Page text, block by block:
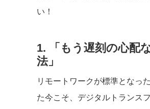
い！
1. 「もう遅刻の心配
法」
リモートワークが標準となっ
た今こそ、デジタルトランス